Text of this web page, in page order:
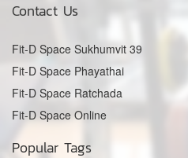
Contact Us
Fit-D Space Sukhumvit 39
Fit-D Space Phayathai
Fit-D Space Ratchada
Fit-D Space Online
Popular Tags